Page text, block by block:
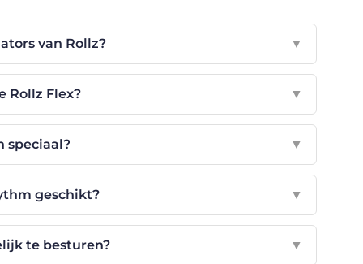
van Rollz? ▼
Rollz Flex? ▼
speciaal? ▼
geschikt? ▼
te besturen? ▼